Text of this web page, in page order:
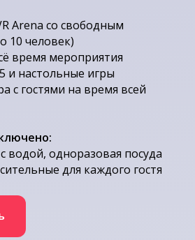
Arena со свободным
10 человек)
время мероприятия
и настольные игры
с гостями на время всей
водой, одноразовая посуда
для каждого гостя